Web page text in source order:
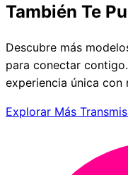
También Te
Descubre más
para conectar
experiencia única con
Explorar Más